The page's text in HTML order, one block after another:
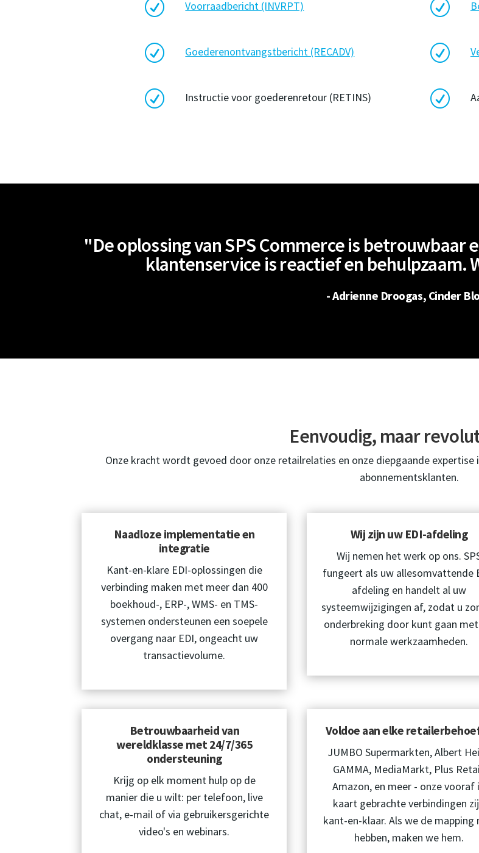
R Voorraadbericht (INVRPT)
R Goederenontvangstbericht (RECADV)
R Instructie voor goederenretour (RETINS)
R
R
R
"De oplossing van SPS Commerce is betrouwbaar
klantenservice is reactief en behulpzaam.
- Adrienne Droogas, Cinder
Eenvoudig, maar
Onze kracht wordt gevoed door onze retailrelaties en onze diepgaande
abonnementsklanten.
Naadloze implementatie en
integratie
Kant-en-klare EDI-oplossingen die
verbinding maken met meer dan 400
boekhoud-, ERP-, WMS- en TMS-
systemen ondersteunen een soepele
overgang naar EDI, ongeacht uw
transactievolume.
Wij zijn uw EDI-afdeling
Wij nemen het werk op ons.
fungeert als uw allesomvattende
afdeling en handelt al uw
systeemwijzigingen af, zodat u
onderbreking door kunt gaan
normale werkzaamheden.
Betrouwbaarheid van
wereldklasse met 24/7/365
ondersteuning
Krijg op elk moment hulp op de
manier die u wilt: per telefoon, live
chat, e-mail of via gebruikersgerichte
video's en webinars.
Voldoe aan elke
JUMBO Supermarkten, Albert
GAMMA, MediaMarkt, Plus
Amazon, en meer - onze vooraf
kaart gebrachte verbindingen
kant-en-klaar. Als we de mapping
hebben, maken we hem.